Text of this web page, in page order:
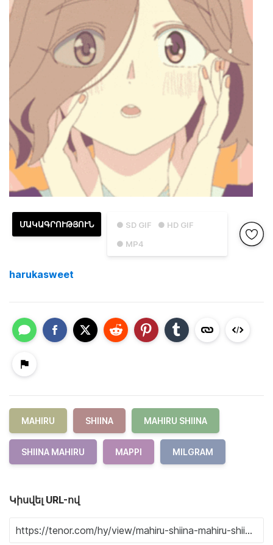
● SD GIF
● HD GIF
● MP4
ՄԱԿԱԳՐՈՒԹՅՈՒՆ
harukasweet
MAHIRU SHIINA MAHIRU SHIINA
SHIINA MAHIRU MAPPI MILGRAM
Կիսվել URL-ով